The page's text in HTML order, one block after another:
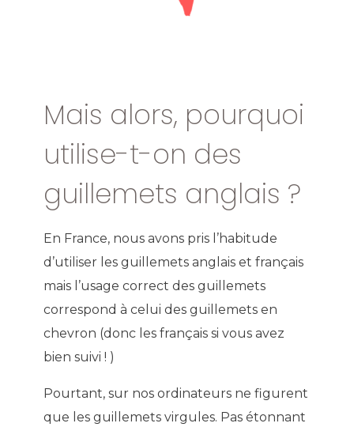
Mais alors, pourquoi
utilise-t-on des
guillemets anglais ?
En France, nous avons pris l’habitude
d’utiliser les guillemets anglais et français
mais l’usage correct des guillemets
correspond à celui des guillemets en
chevron (donc les français si vous avez
bien suivi ! )
Pourtant, sur nos ordinateurs ne figurent
que les guillemets virgules. Pas étonnant